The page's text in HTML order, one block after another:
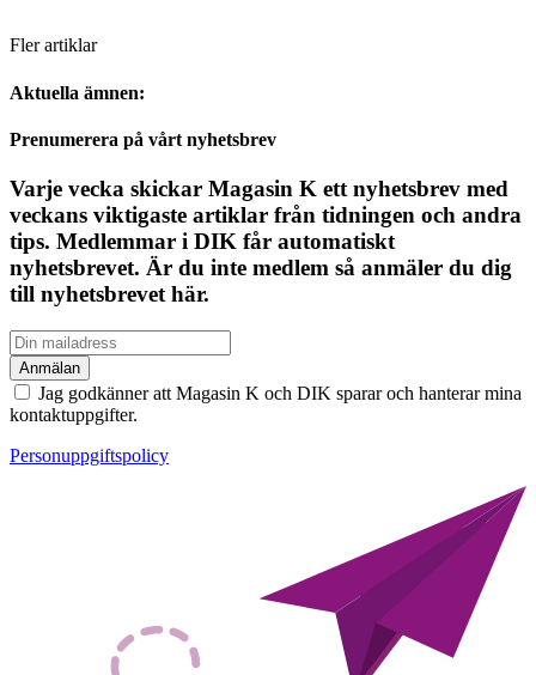
Fler artiklar
Aktuella ämnen:
Prenumerera på vårt nyhetsbrev
Varje vecka skickar Magasin K ett nyhetsbrev med
veckans viktigaste artiklar från tidningen och andra
tips. Medlemmar i DIK får automatiskt
nyhetsbrevet. Är du inte medlem så anmäler du dig
till nyhetsbrevet här.
Jag godkänner att Magasin K och DIK sparar och hanterar mina
kontaktuppgifter.
Personuppgiftspolicy